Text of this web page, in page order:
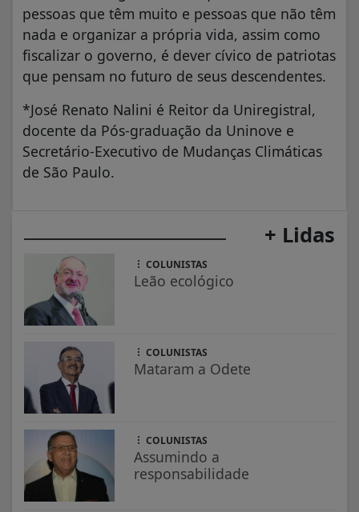
pessoas que têm muito e pessoas que não têm
nada e organizar a própria vida, assim como
fiscalizar o governo, é dever cívico de patriotas
que pensam no futuro de seus descendentes.
*José Renato Nalini é Reitor da Uniregistral,
docente da Pós-graduação da Uninove e
Secretário-Executivo de Mudanças Climáticas
de São Paulo.
+ Lidas
COLUNISTAS
Leão ecológico
COLUNISTAS
Mataram a Odete
COLUNISTAS
Assumindo a
responsabilidade